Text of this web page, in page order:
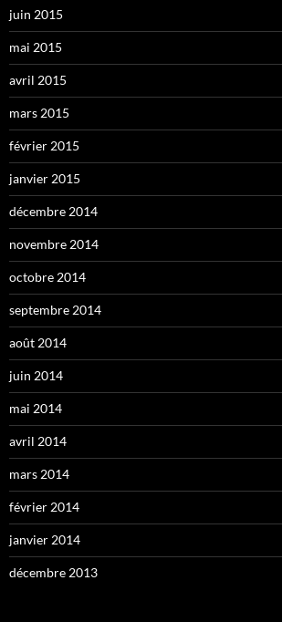
juin 2015
mai 2015
avril 2015
mars 2015
février 2015
janvier 2015
décembre 2014
novembre 2014
octobre 2014
septembre 2014
août 2014
juin 2014
mai 2014
avril 2014
mars 2014
février 2014
janvier 2014
décembre 2013